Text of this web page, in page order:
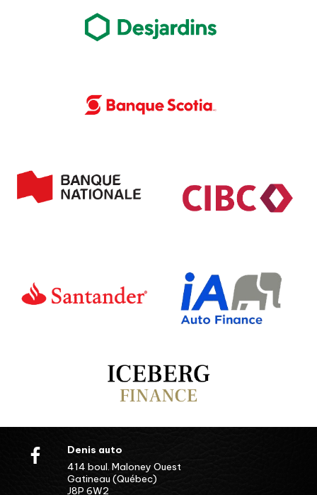
Denis auto
414 boul. Maloney Ouest
Gatineau (Québec)
J8P 6W2